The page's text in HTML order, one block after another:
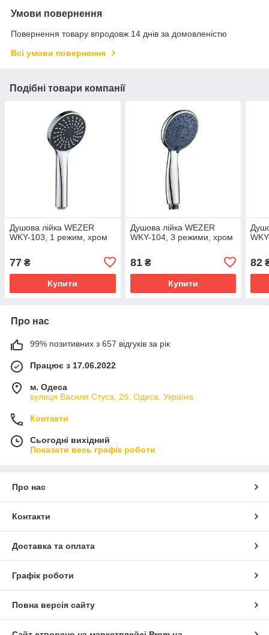
Умови повернення
Повернення товару впродовж 14 днів за домовленістю
Всі умови повернення
Подібні товари компанії
Душова лійка WEZER
WKY-103, 1 режим, хром
77 ₴
Купити
Душова лійка WEZER
WKY-104, 3 режими, хром
81₴
Купити
82
Про нас
99% позитивних з 657 відгуків за рік
Працює з 17.06.2022
м. Одеса
вулиця Василя Стуса, 2б, Одеса, Україна
Контакти
Сьогодні вихідний
Показати весь графік роботи
Про нас
Контакти
Доставка та оплата
Графік роботи
Повна версія сайту